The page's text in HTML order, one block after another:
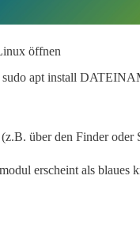
öffnen
sudo apt install
über den Finder oder
erscheint als blaues